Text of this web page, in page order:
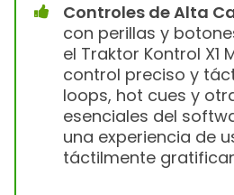
Controles de Alta
con perillas y
el Traktor Kontrol X1
control preciso y
loops, hot cues y
esenciales del
una experiencia de
táctilmente